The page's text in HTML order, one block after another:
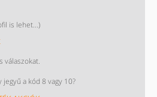
is lehet...)
válaszokat.
a kód 8 vagy 10?